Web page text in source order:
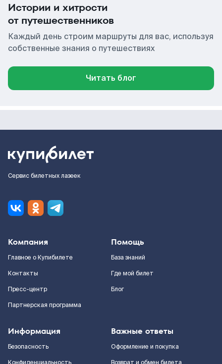
Истории и хитрости
от путешественников
Каждый день строим маршруты для вас, используя
собственные знания о путешествиях
Читать блог
Сервис билетных лазеек
Компания
Главное о Купибилете
Контакты
Пресс-центр
Партнерская программа
Помощь
База знаний
Где мой билет
Блог
Информация
Безопасность
Важные ответы
Оформление и покупка